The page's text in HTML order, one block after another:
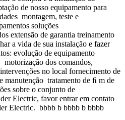
de nosso equipamento para
montagem, teste e
soluções
extensão de garantia treinamento
a vida de sua instalação e fazer
evolução de equipamento
dos comandos,
no local fornecimento de
manutenção tratamento de ﬁ m de
sobre o conjunto de
Electric, favor entrar em contato
Electric. bbbb b bbbb b bbbb